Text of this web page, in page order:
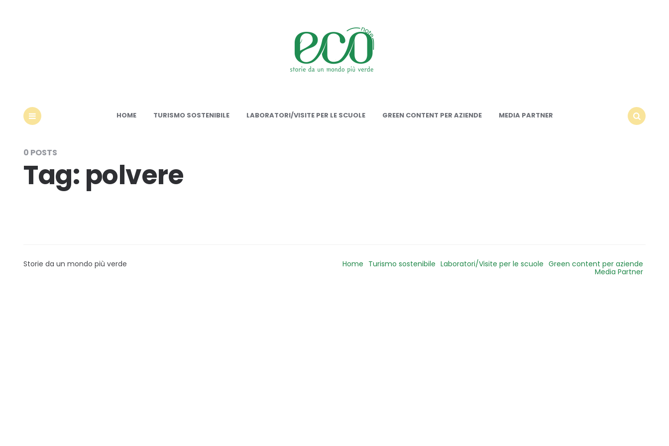
HOME TURISMO SOSTENIBILE LABORATORI/VISITE PER LE SCUOLE GREEN CONTENT PER AZIENDE
MEDIA PARTNER
0 POSTS
Tag: polvere
Storie da un mondo più verde Home Turismo sostenibile Laboratori/Visite per le scuole Green content per aziende
Media Partner